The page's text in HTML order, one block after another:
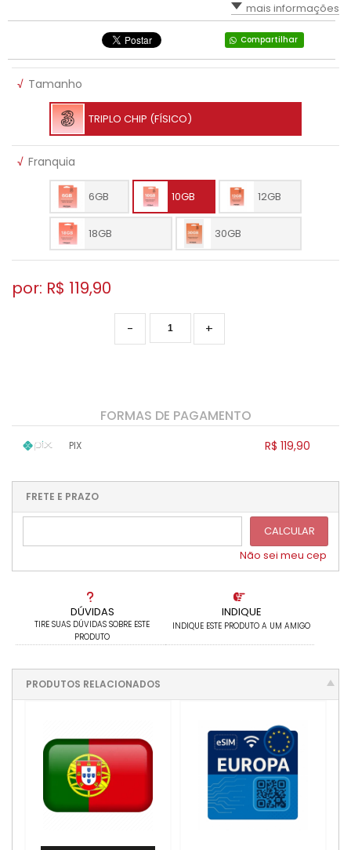
mais informações
Compartilhar
√ Tamanho
TRIPLO CHIP (FÍSICO)
√ Franquia
6GB 10GB 12GB
18GB 30GB
DÚVIDAS
TIRE SUAS DÚVIDAS SOBRE ESTE
PRODUTO
INDIQUE
INDIQUE ESTE PRODUTO A UM AMIGO
por: R$ 119,90
+
-
FORMAS DE PAGAMENTO
PIX R$ 119,90
...
....
FRETE E PRAZO
CALCULAR
Não sei meu cep
PRODUTOS RELACIONADOS